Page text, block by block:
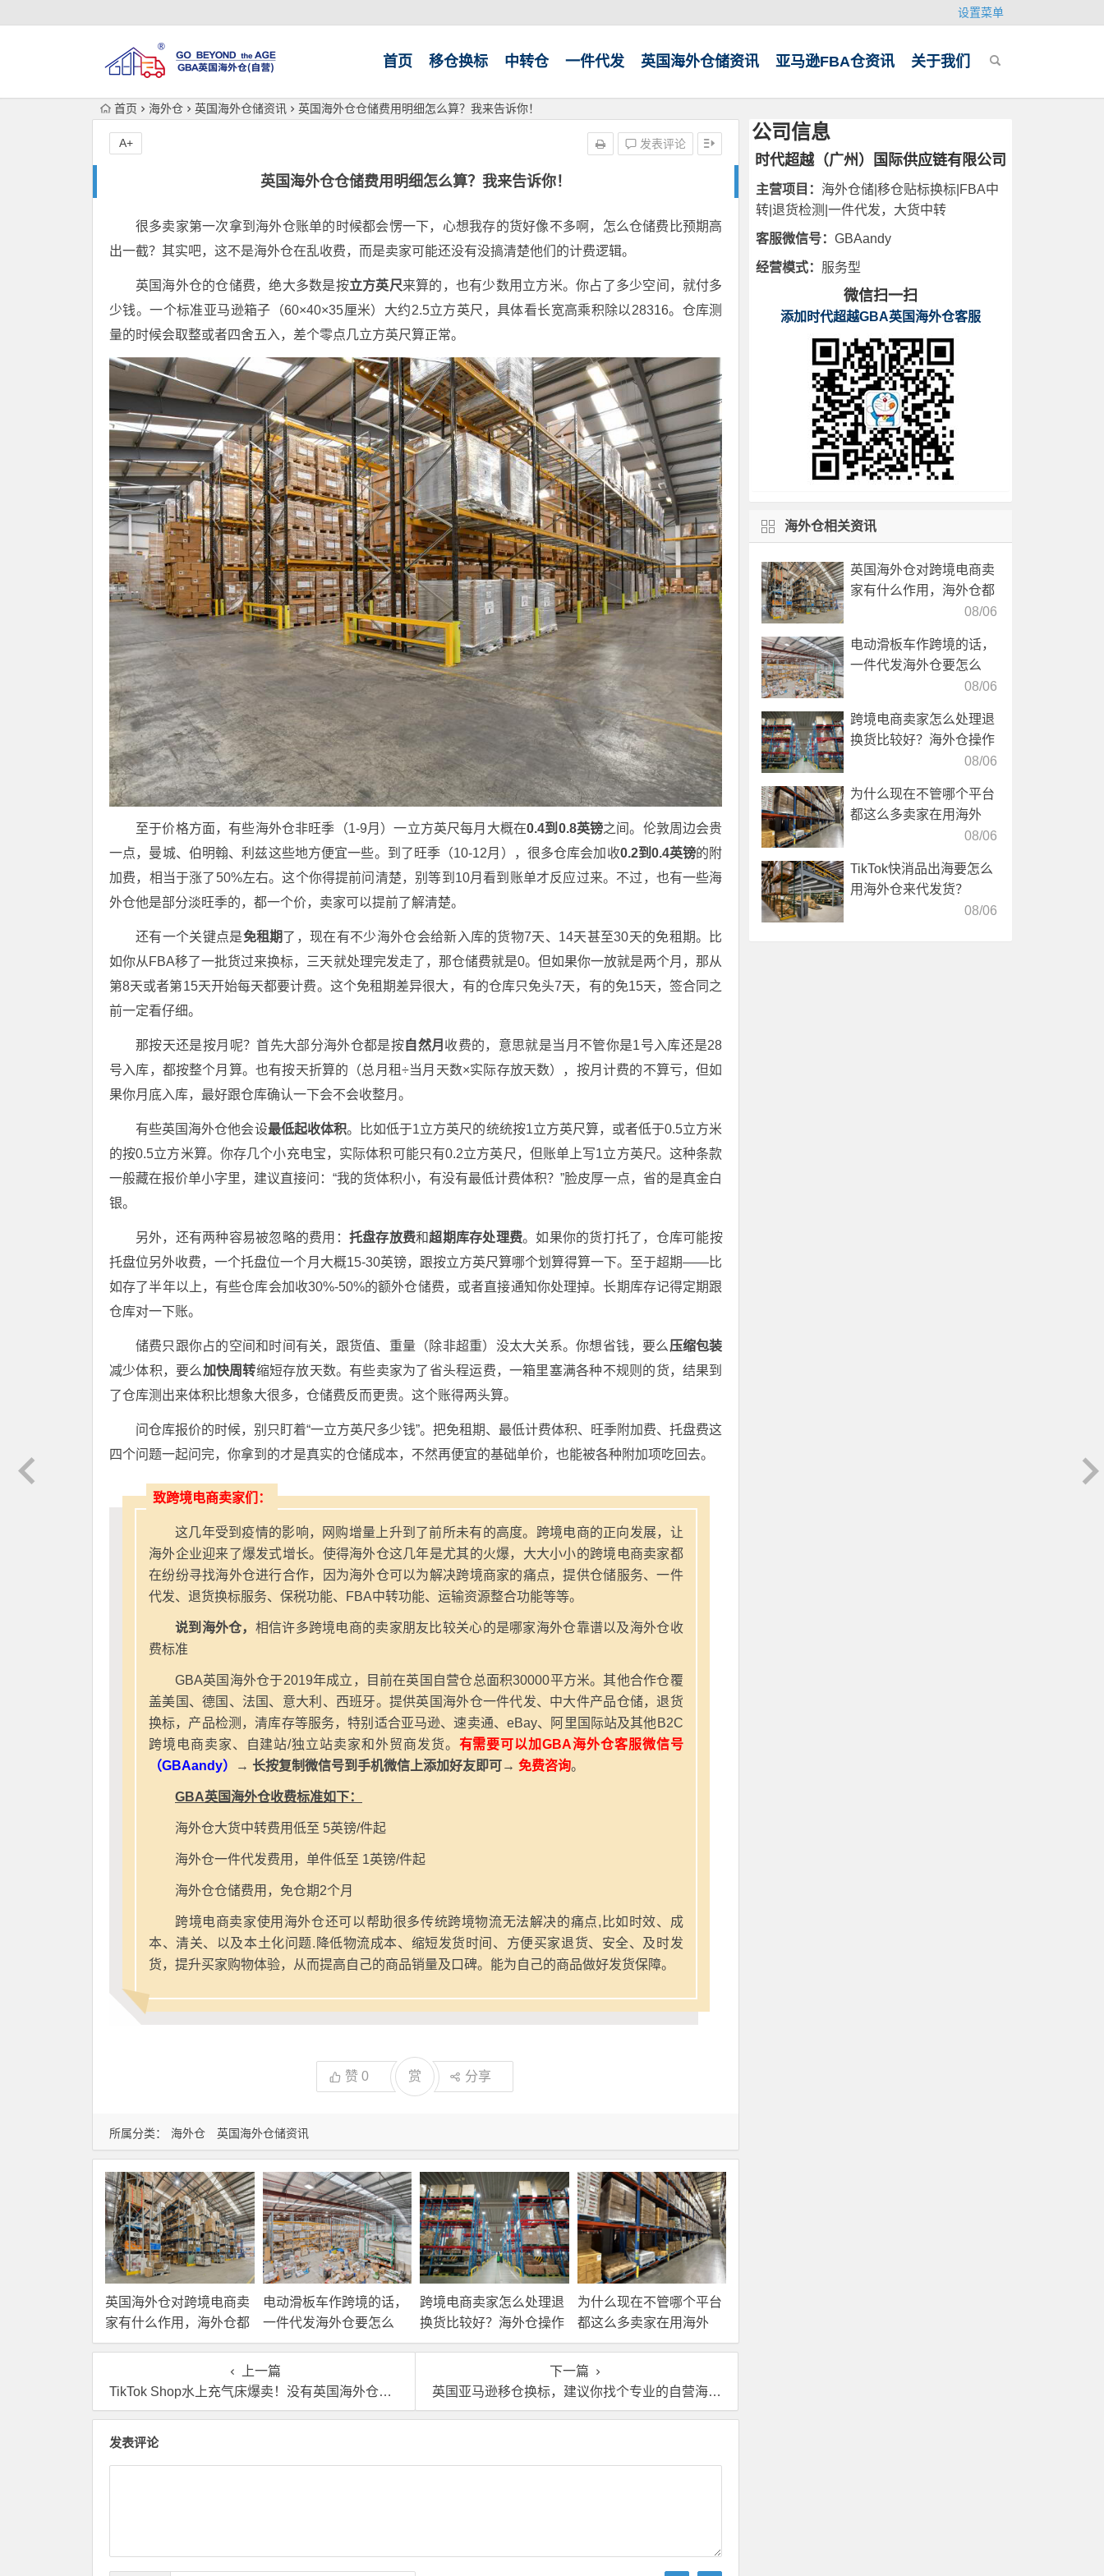
设置菜单
首页 移仓换标 中转仓 一件代发 英国海外仓储资讯 亚马逊FBA仓资讯 关于我们
首页 海外仓 英国海外仓储资讯 英国海外仓仓储费用明细怎么算？我来告诉你！
英国海外仓仓储费用明细怎么算？我来告诉你！
发表评论
A+
所属分类： 海外仓 英国海外仓储资讯
很多卖家第一次拿到海外仓账单的时候都会愣一下，心想我存的货好像不多啊，怎么仓储费比预期高
出一截？其实吧，这不是海外仓在乱收费，而是卖家可能还没有没搞清楚他们的计费逻辑。
英国海外仓的仓储费，绝大多数是按立方英尺来算的，也有少数用立方米。你占了多少空间，就付多
少钱。一个标准亚马逊箱子（60×40×35厘米）大约2.5立方英尺，具体看长宽高乘积除以28316。仓库测
量的时候会取整或者四舍五入，差个零点几立方英尺算正常。
至于价格方面，有些海外仓非旺季（1-9月）一立方英尺每月大概在0.4到0.8英镑之间。伦敦周边会贵
一点，曼城、伯明翰、利兹这些地方便宜一些。到了旺季（10-12月），很多仓库会加收0.2到0.4英镑的附
加费，相当于涨了50%左右。这个你得提前问清楚，别等到10月看到账单才反应过来。不过，也有一些海
外仓他是部分淡旺季的，都一个价，卖家可以提前了解清楚。
还有一个关键点是免租期了，现在有不少海外仓会给新入库的货物7天、14天甚至30天的免租期。比
如你从FBA移了一批货过来换标，三天就处理完发走了，那仓储费就是0。但如果你一放就是两个月，那从
第8天或者第15天开始每天都要计费。这个免租期差异很大，有的仓库只免头7天，有的免15天，签合同之
前一定看仔细。
那按天还是按月呢？首先大部分海外仓都是按自然月 收费的，意思就是当月不管你是1号入库还是28
号入库，都按整个月算。也有按天折算的（总月租÷当月天数×实际存放天数），按月计费的不算亏，但如
果你月底入库，最好跟仓库确认一下会不会收整月。
有些英国海外仓他会设最低起收体积。比如低于1立方英尺的统统按1立方英尺算，或者低于0.5立方米
的按0.5立方米算。你存几个小充电宝，实际体积可能只有0.2立方英尺，但账单上写1立方英尺。这种条款
一般藏在报价单小字里，建议直接问：“我的货体积小，有没有最低计费体积？”脸皮厚一点，省的是真金白
银。
另外，还有两种容易被忽略的费用： 托盘存放费和超期库存处理费。如果你的货打托了，仓库可能按
托盘位另外收费，一个托盘位一个月大概15-30英镑，跟按立方英尺算哪个划算得算一下。至于超期——比
如存了半年以上，有些仓库会加收30%-50%的额外仓储费，或者直接通知你处理掉。长期库存记得定期跟
仓库对一下账。
储费只跟你占的空间和时间有关，跟货值、重量（除非超重）没太大关系。你想省钱，要么 压缩包装
减少体积，要么加快周转缩短存放天数。有些卖家为了省头程运费，一箱里塞满各种不规则的货，结果到
了仓库测出来体积比想象大很多，仓储费反而更贵。这个账得两头算。
问仓库报价的时候，别只盯着“一立方英尺多少钱”。把免租期、最低计费体积、旺季附加费、托盘费这
四个问题一起问完，你拿到的才是真实的仓储成本，不然再便宜的基础单价，也能被各种附加项吃回去。
致跨境电商卖家们：
这几年受到疫情的影响，网购增量上升到了前所未有的高度。跨境电商的正向发展，让
海外企业迎来了爆发式增长。使得海外仓这几年是尤其的火爆，大大小小的跨境电商卖家都
在纷纷寻找海外仓进行合作，因为海外仓可以为解决跨境商家的痛点，提供仓储服务、一件
代发、退货换标服务、保税功能、FBA中转功能、运输资源整合功能等等。
说到海外仓， 相信许多跨境电商的卖家朋友比较关心的是哪家海外仓靠谱以及海外仓收
费标准
GBA英国海外仓于2019年成立，目前在英国自营仓总面积30000平方米。其他合作仓覆
盖美国、德国、法国、意大利、西班牙。提供英国海外仓一件代发、中大件产品仓储，退货
换标，产品检测，清库存等服务，特别适合亚马逊、速卖通、eBay、阿里国际站及其他B2C
跨境电商卖家、自建站/独立站卖家和外贸商发货。 有需要可以加GBA海外仓客服微信号
（GBAandy）
→ 长按复制微信号到手机微信上添加好友即可→ 免费咨询。
GBA英国海外仓收费标准如下：
海外仓大货中转费用低至 5英镑/件起
海外仓一件代发费用，单件低至 1英镑/件起
海外仓仓储费用，免仓期2个月
跨境电商卖家使用海外仓还可以帮助很多传统跨境物流无法解决的痛点,比如时效、成
本、清关、以及本土化问题.降低物流成本、缩短发货时间、方便买家退货、安全、及时发
货，提升买家购物体验，从而提高自己的商品销量及口碑。能为自己的商品做好发货保障。
赞 0 赏 分享
英国海外仓对跨境电商卖
家有什么作用，海外仓都
有哪些核心服务？
电动滑板车作跨境的话，
一件代发海外仓要怎么
选？
跨境电商卖家怎么处理退
换货比较好？海外仓操作
靠谱吗？
为什么现在不管哪个平台
都这么多卖家在用海外
仓？
上一篇
TikTok Shop水上充气床爆卖！没有英国海外仓怎么行？
下一篇
英国亚马逊移仓换标，建议你找个专业的自营海外仓
发表评论
公司信息
时代超越（广州）国际供应链有限公司
主营项目： 海外仓储|移仓贴标换标|FBA中
转|退货检测|一件代发，大货中转
客服微信号： GBAandy
经营模式： 服务型
微信扫一扫
添加时代超越GBA英国海外仓客服
海外仓相关资讯
英国海外仓对跨境电商卖
家有什么作用，海外仓都
08/06
电动滑板车作跨境的话，
一件代发海外仓要怎么
08/06
跨境电商卖家怎么处理退
换货比较好？海外仓操作
08/06
为什么现在不管哪个平台
都这么多卖家在用海外
08/06
TikTok快消品出海要怎么
用海外仓来代发货？
08/06